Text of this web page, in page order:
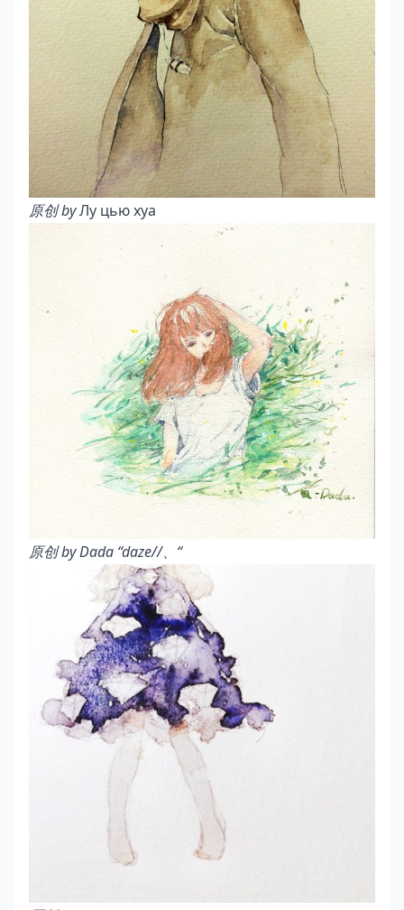
原创 byЛу цью хуа
原创 by Dada “daze//、“